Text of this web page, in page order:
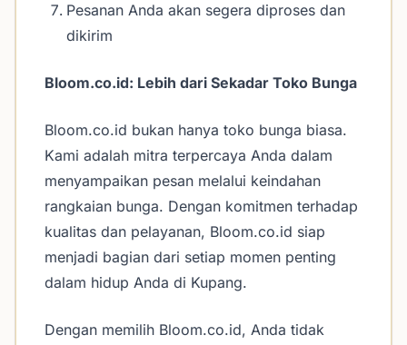
Pesanan Anda akan segera diproses dan
dikirim
Bloom.co.id: Lebih dari Sekadar Toko Bunga
Bloom.co.id bukan hanya toko bunga biasa.
Kami adalah mitra terpercaya Anda dalam
menyampaikan pesan melalui keindahan
rangkaian bunga. Dengan komitmen terhadap
kualitas dan pelayanan, Bloom.co.id siap
menjadi bagian dari setiap momen penting
dalam hidup Anda di Kupang.
Dengan memilih Bloom.co.id, Anda tidak